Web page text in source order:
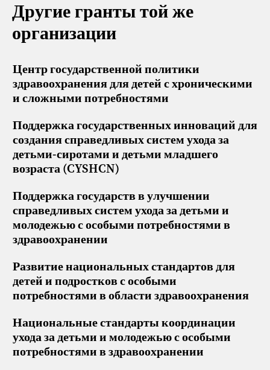
Другие гранты той же
организации
Центр государственной политики
здравоохранения для детей с хроническими
и сложными потребностями
Поддержка государственных инноваций для
создания справедливых систем ухода за
детьми-сиротами и детьми младшего
возраста (CYSHCN)
Поддержка государств в улучшении
справедливых систем ухода за детьми и
молодежью с особыми потребностями в
здравоохранении
Развитие национальных стандартов для
детей и подростков с особыми
потребностями в области здравоохранения
Национальные стандарты координации
ухода за детьми и молодежью с особыми
потребностями в здравоохранении